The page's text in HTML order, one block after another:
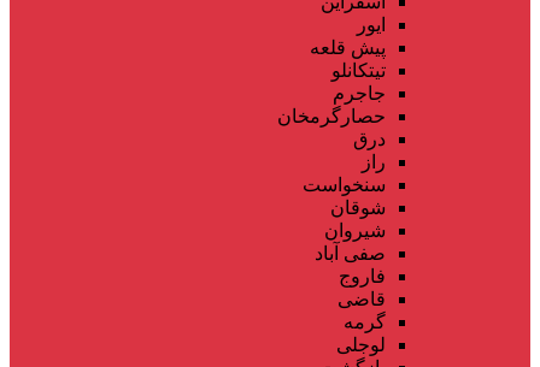
ایور
پیش قلعه
تیتکانلو
جاجرم
حصارگرمخان
درق
راز
سنخواست
شوقان
شیروان
صفی آباد
فاروج
قاضی
گرمه
لوجلی